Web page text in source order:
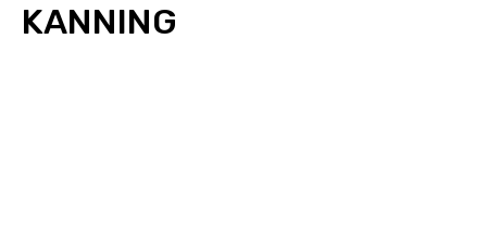
KANNING